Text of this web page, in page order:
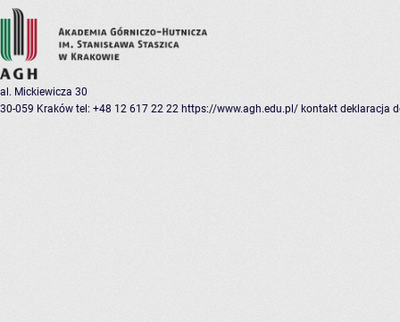
al. Mickiewicza 30
30-059 Kraków tel: +48 12 617 22 22 https://www.agh.edu.pl/ kontakt deklaracja